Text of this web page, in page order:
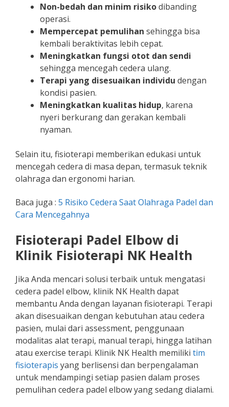
Non-bedah dan minim risikodibanding
operasi.
Mempercepat pemulihan sehingga bisa
kembali beraktivitas lebih cepat.
Meningkatkan fungsi otot dan sendi
sehingga mencegah cedera ulang.
Terapi yang disesuaikan individu dengan
kondisi pasien.
Meningkatkan kualitas hidup, karena
nyeri berkurang dan gerakan kembali
nyaman.
Selain itu, fisioterapi memberikan edukasi untuk
mencegah cedera di masa depan, termasuk teknik
olahraga dan ergonomi harian.
Baca juga : 5 Risiko Cedera Saat Olahraga Padel dan
Cara Mencegahnya
Fisioterapi Padel Elbow di
Klinik Fisioterapi NK Health
Jika Anda mencari solusi terbaik untuk mengatasi
cedera padel elbow, klinik NK Health dapat
membantu Anda dengan layanan fisioterapi. Terapi
akan disesuaikan dengan kebutuhan atau cedera
pasien, mulai dari assessment, penggunaan
modalitas alat terapi, manual terapi, hingga latihan
atau exercise terapi. Klinik NK Health memiliki tim
fisioterapis yang berlisensi dan berpengalaman
untuk mendampingi setiap pasien dalam proses
pemulihan cedera padel elbow yang sedang dialami.